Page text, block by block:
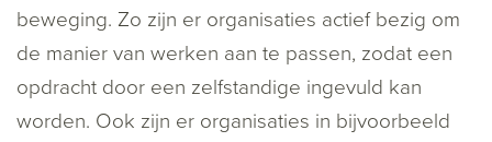
beweging. Zo zijn er organisaties actief bezig om
de manier van werken aan te passen, zodat een
opdracht door een zelfstandige ingevuld kan
worden. Ook zijn er organisaties in bijvoorbeeld